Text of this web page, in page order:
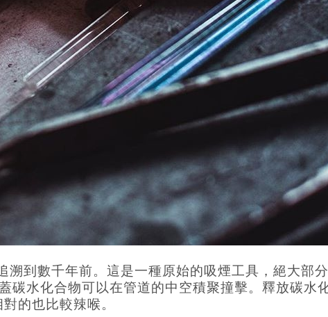
溯到數千年前。這是一種原始的吸煙工具，絕大部
碳水化合物可以在管道的中空積聚撞擊。釋放碳水
的也比較辣喉。